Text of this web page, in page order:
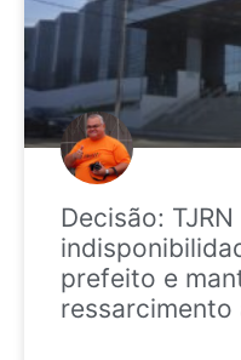
Decisão:
prefeito e
ressarcimento